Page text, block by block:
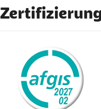
Informationen
(Abruf vom
Pflanzenstoffe
Gesundheit
Abid Naeem et al.